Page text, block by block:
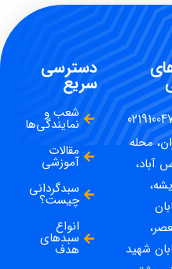
محله
آباد،
شهید
دسترسی
سریع
شعب و
نمایندگی‌ها
مقالات
آموزشی
سبدگردانی
چیست؟
انواع
سبدهای
هدف